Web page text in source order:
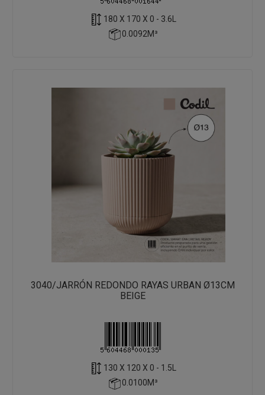
180 X 170 X 0 - 3.6L
0.0092M³
3040/JARRÓN REDONDO RAYAS URBAN Ø13CM
BEIGE
130 X 120 X 0 - 1.5L
0.0100M³